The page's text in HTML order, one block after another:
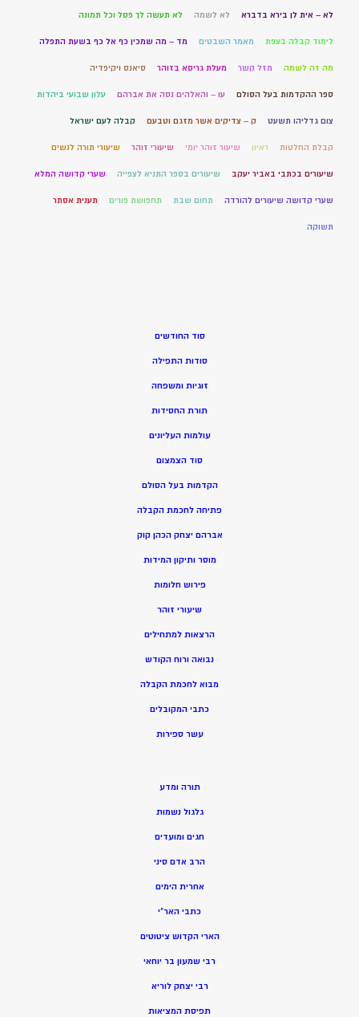
לא – אית לן בירא בדברא לא לשמה לא תעשה לך פסל וכל תמונה
לימוד קבלה בצפת מאמר השבטים מד – מה שמכין כף אל כף בשעת התפלה
מה זה לשמה מזל קשר מעלת גריסא בזוהר סיאנס ויקיפדיה
ספר ההקדמות בעל הסולם עו – והאלהים נסה את אברהם עלון שבועי ביהדות
צום גדליהו תשעט ק – צדיקים אשר מזגם וטבעם קבלה לעם ישראל
קבלת החלטות ראיון שיעור זוהר יומי שיעורי זוהר שיעורי תורה לנשים
שיעורים בכתבי באביר יעקב שיעורים בספר התניא לצפייה שערי קדושה המלא
שערי קדושה שיעורים להורדה תחום שבת תחפושת פורים תענית אסתר
תשוקה
סוד החודשים
סודות התפילה
זוגיות ומשפחה
תורת החסידות
עולמות העליונים
סוד הצמצום
הקדמות בעל הסולם
פתיחה לחכמת הקבלה
אברהם יצחק הכהן קוק
מוסר ותיקון המידות
פירוש חלומות
שיעורי זוהר
הרצאות למתחילים
נבואה ורוח הקודש
מבוא לחכמת הקבלה
כתבי המקובלים
עשר ספירות
תורה ומדע
גלגול נשמות
חגים ומועדים
הרב אדם סיני
אחרית הימים
כתבי האר”י
הארי הקדוש ציטוטים
רבי שמעון בר יוחאי
רבי יצחק לוריא
תפיסת המציאות